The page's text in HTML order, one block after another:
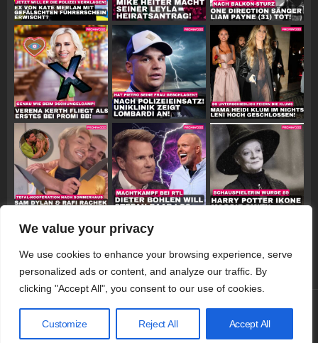
We value your privacy
We use cookies to enhance your browsing experience, serve
personalized ads or content, and analyze our traffic. By
clicking "Accept All", you consent to our use of cookies.
Customize Reject All Accept All
Follow on Instagram
Datenschutzerklärung Impressum